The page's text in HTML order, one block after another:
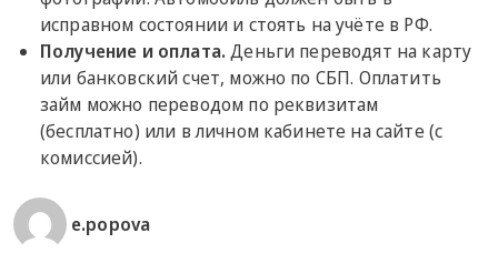
исправном состоянии и стоять на учёте в РФ.
Получение и оплата.Деньги переводят на карту
или банковский счет, можно по СБП. Оплатить
займ можно переводом по реквизитам
(бесплатно) или в личном кабинете на сайте (с
комиссией).
e.popova